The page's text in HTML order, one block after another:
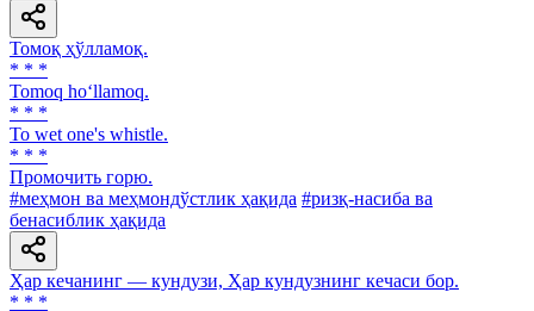
Томоқ ҳўлламоқ.
* * *
Tomoq ho‘llamoq.
* * *
To wet one's whistle.
* * *
Промочить горю.
#меҳмон ва меҳмондўстлик ҳақида #ризқ-насиба ва
бенасиблик ҳақида
Ҳар кечанинг — кундузи, Ҳар кундузнинг кечаси бор.
* * *